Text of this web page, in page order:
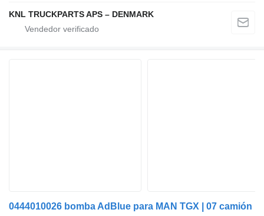
KNL TRUCKPARTS APS – DENMARK
0444010026 bomba AdBlue para MAN TGX | 07 camión